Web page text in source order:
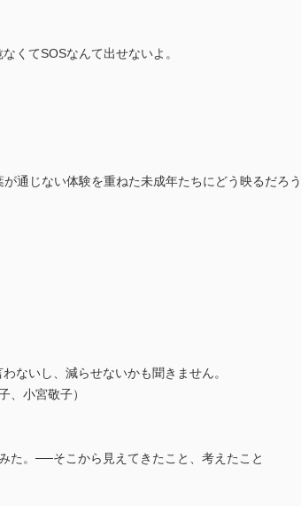
くてSOSなんて出せないよ。
通じない体験を重ねた未成年たちにどう映るだろう
ないし、減らせないかも聞きません。
、小宮敬子）
た。──そこから見えてきたこと、考えたこと